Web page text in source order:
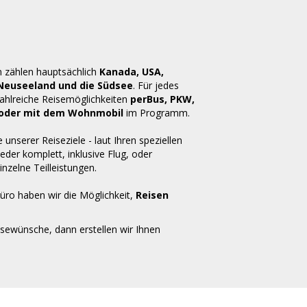
hauptsächlich Kanada, USA,
und die Südsee. Für jedes
Reisemöglichkeiten perBus, PKW,
mit dem Wohnmobilim Programm.
Reiseziele - laut Ihren speziellen
komplett, inklusive Flug, oder
Teilleistungen.
haben wir die Möglichkeit, Reisen
dann erstellen wir Ihnen